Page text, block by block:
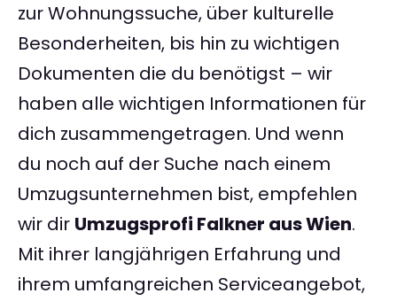
zur Wohnungssuche, über kulturelle
Besonderheiten, bis hin zu wichtigen
Dokumenten die du benötigst – wir
haben alle wichtigen Informationen für
dich zusammengetragen. Und wenn
du noch auf der Suche nach einem
Umzugsunternehmen bist, empfehlen
wir dir Umzugsprofi Falkner aus Wien.
Mit ihrer langjährigen Erfahrung und
ihrem umfangreichen Serviceangebot,